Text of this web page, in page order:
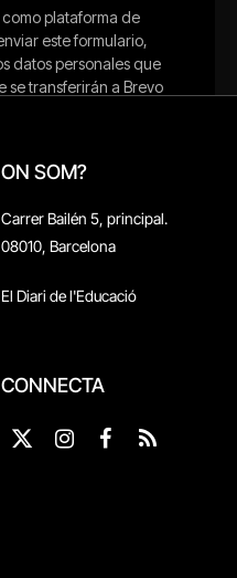
ON SOM?
Carrer Bailén 5, principal.
08010, Barcelona
El Diari de l'Educació
CONNECTA
X
Instagram
Facebook
RSS